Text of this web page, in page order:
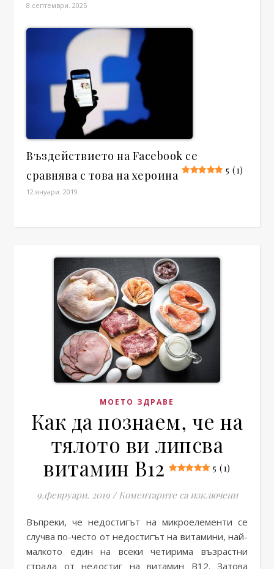
8.септември. 2025
Въздействието на Facebook се
сравнява с това на хероина
5 (1)
12.януари. 2019
МОЕТО ЗДРАВЕ
Как да познаем, че на
тялото ви липсва
витамин B12
5 (1)
9.февруари. 2019 / Коментарите са изключениза Как
Въпреки, че недостигът на микроелементи се
случва по-често от недостигът на витамини, най-
малкото един на всеки четирима възрастни
страда от недостиг на витамин В12. Затова